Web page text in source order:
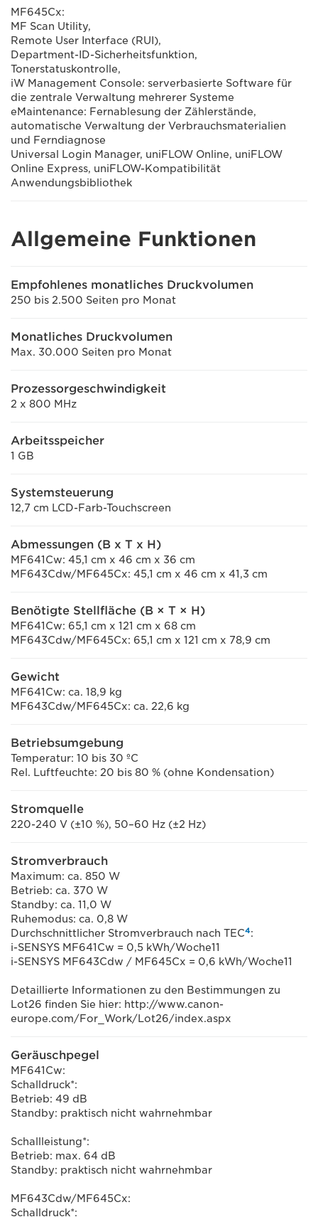
MF645Cx:
MF Scan Utility,
Remote User Interface (RUI),
Department-ID-Sicherheitsfunktion,
Tonerstatuskontrolle,
iW Management Console: serverbasierte Software für
die zentrale Verwaltung mehrerer Systeme
eMaintenance: Fernablesung der Zählerstände,
automatische Verwaltung der Verbrauchsmaterialien
und Ferndiagnose
Universal Login Manager, uniFLOW Online, uniFLOW
Online Express, uniFLOW-Kompatibilität
Anwendungsbibliothek
Allgemeine Funktionen
Empfohlenes monatliches Druckvolumen
250 bis 2.500 Seiten pro Monat
Monatliches Druckvolumen
Max. 30.000 Seiten pro Monat
Prozessorgeschwindigkeit
2 x 800 MHz
Arbeitsspeicher
1 GB
Systemsteuerung
12,7 cm LCD-Farb-Touchscreen
Abmessungen (B x T x H)
MF641Cw: 45,1 cm x 46 cm x 36 cm
MF643Cdw/MF645Cx: 45,1 cm x 46 cm x 41,3 cm
Benötigte Stellfläche (B × T × H)
MF641Cw: 65,1 cm x 121 cm x 68 cm
MF643Cdw/MF645Cx: 65,1 cm x 121 cm x 78,9 cm
Gewicht
MF641Cw: ca. 18,9 kg
MF643Cdw/MF645Cx: ca. 22,6 kg
Betriebsumgebung
Temperatur: 10 bis 30 ºC
Rel. Luftfeuchte: 20 bis 80 % (ohne Kondensation)
Stromquelle
220-240 V (±10 %), 50–60 Hz (±2 Hz)
Stromverbrauch
Maximum: ca. 850 W
Betrieb: ca. 370 W
Standby: ca. 11,0 W
Ruhemodus: ca. 0,8 W
Durchschnittlicher Stromverbrauch nach TEC4:
i-SENSYS MF641Cw = 0,5 kWh/Woche11
i-SENSYS MF643Cdw / MF645Cx = 0,6 kWh/Woche11
Detaillierte Informationen zu den Bestimmungen zu
Lot26 finden Sie hier: http://www.canon-
europe.com/For_Work/Lot26/index.aspx
Geräuschpegel
MF641Cw:
Schalldruck*:
Betrieb: 49 dB
Standby: praktisch nicht wahrnehmbar
Schallleistung*:
Betrieb: max. 64 dB
Standby: praktisch nicht wahrnehmbar
MF643Cdw/MF645Cx:
Schalldruck*: